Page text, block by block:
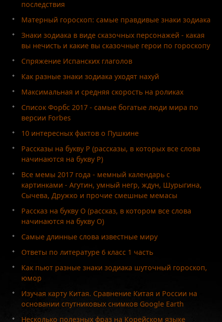
последствия
Матерный гороскоп: самые правдивые знаки зодиака
Знаки зодиака в виде сказочных персонажей - какая
вы нечисть и какие вы сказочные герои по гороскопу
Спряжение Испанских глаголов
Как разные знаки зодиака уходят нахуй
Максимальная и средняя скорость на роликах
Список Форбс 2017 - самые богатые люди мира по
версии Forbes
10 интересных фактов о Пушкине
Рассказы на букву Р (рассказы, в которых все слова
начинаются на букву Р)
Все мемы 2017 года - мемный календарь с
картинками - Агутин, умный негр, ждун, Шурыгина,
Сычева, Дружко и прочие смешные мемасы
Рассказ на букву О (рассказ, в котором все слова
начинаются на букву О)
Самые длинные слова известные миру
Ответы по литературе 6 класс 1 часть
Как пьют разные знаки зодиака шуточный гороскоп,
юмор
Изучая карту Китая. Сравнение Китая и России на
основании спутниковых снимков Google Earth
Несколько полезных фраз на Корейском языке